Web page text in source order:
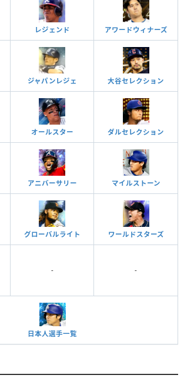
レジェンド アワードウィナーズ
ジャパンレジェ 大谷セレクション
オールスター ダルセレクション
アニバーサリー マイルストーン
グローバルライト ワールドスターズ
- -
日本人選手一覧